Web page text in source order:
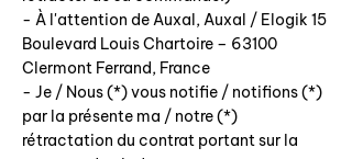
- À l'attention de Auxal, Auxal / Elogik 15
Boulevard Louis Chartoire – 63100
Clermont Ferrand, France
- Je / Nous (*) vous notifie / notifions (*)
par la présente ma / notre (*)
rétractation du contrat portant sur la